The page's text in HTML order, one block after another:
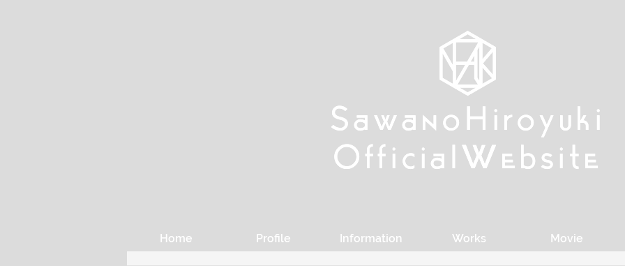
Sa wanoHiroyuki
Official W ebsite
Home Profile Information Works Movie
Sa wanoHiroyuki
Official W ebsite